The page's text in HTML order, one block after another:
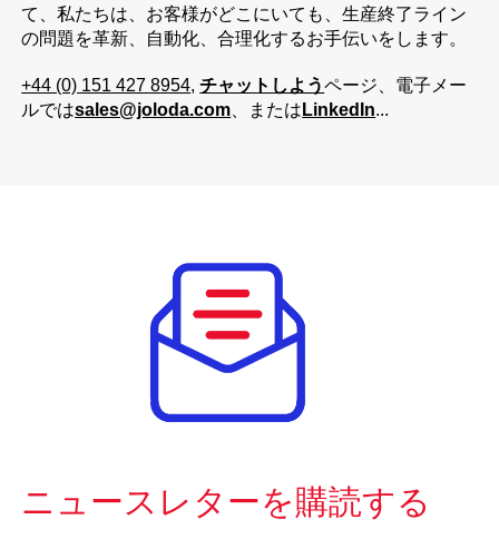
て、私たちは、お客様がどこにいても、生産終了ライン
の問題を革新、自動化、合理化するお手伝いをします。
+44 (0) 151 427 8954,チャットしようページ、電子メー
ルではsales@joloda.com 、または LinkedIn...
ニュースレターを購読する